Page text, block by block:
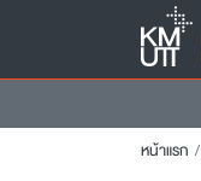
หน้าแรก